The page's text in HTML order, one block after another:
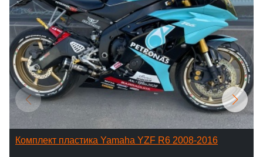
Комплект пластика Yamaha YZF R6 2008-2016